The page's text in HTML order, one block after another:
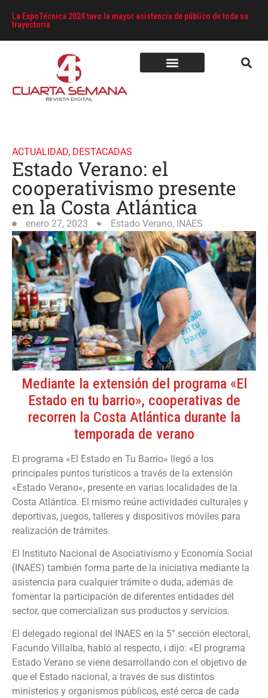
La ExpoTécnica 2024 tuvo la mayor asistencia de público de toda su
trayectoria
ACTUALIDAD, DESTACADAS
Estado Verano: el
cooperativismo presente
en la Costa Atlántica
enero 27, 2023 Estado Verano, INAES
Mediante la extensión del programa «El
Estado en tu barrio», cooperativas de
recorren la Costa Atlántica durante la
temporada de verano
El programa «El Estado en Tu Barrio» llegó a los
principales puntos turísticos a través de la extensión
«Estado Verano«, presente en varias localidades de la
Costa Atlántica. El mismo reúne actividades culturales y
deportivas, juegos, talleres y dispositivos móviles para
realización de trámites.
El Instituto Nacional de Asociativismo y Economía Social
(INAES) también forma parte de la iniciativa mediante la
asistencia para cualquier trámite o duda, además de
fomentar la participación de diferentes entidades del
sector, que comercializan sus productos y servicios.
El delegado regional del INAES en la 5° sección electoral,
Facundo Villalba, habló al respecto, i dijo: «El programa
Estado Verano se viene desarrollando con el objetivo de
que el Estado nacional, a través de sus distintos
ministerios y organismos públicos, esté cerca de cada